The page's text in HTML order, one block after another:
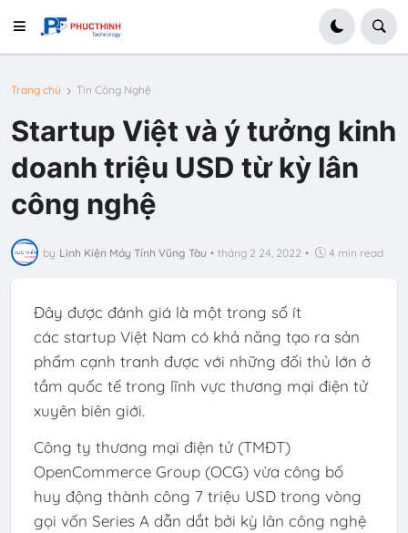
Trang chủ Tin Công Nghệ
Startup Việt và ý tưởng kinh
doanh triệu USD từ kỳ lân
công nghệ
by Linh Kiện Máy Tính Vũng Tàu • tháng 2 24, 2022 • 4 min read
Đây được đánh giá là một trong số ít
các startup Việt Nam có khả năng tạo ra sản
phẩm cạnh tranh được với những đối thủ lớn ở
tầm quốc tế trong lĩnh vực thương mại điện tử
xuyên biên giới.
Công ty thương mại điện tử (TMĐT)
OpenCommerce Group (OCG) vừa công bố
huy động thành công 7 triệu USD trong vòng
gọi vốn Series A dẫn dắt bởi kỳ lân công nghệ